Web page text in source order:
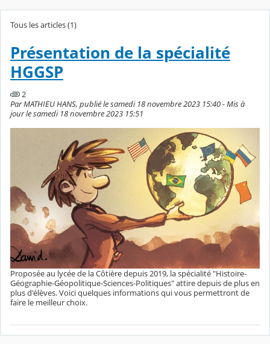
Tous les articles (1)
Présentation de la spécialité
HGGSP
2
Par MATHIEU HANS, publié le samedi 18 novembre 2023 15:40 - Mis à
jour le samedi 18 novembre 2023 15:51
Proposée au lycée de la Côtière depuis 2019, la spécialité "Histoire-
Géographie-Géopolitique-Sciences-Politiques" attire depuis de plus en
plus d'élèves. Voici quelques informations qui vous permettront de
faire le meilleur choix.